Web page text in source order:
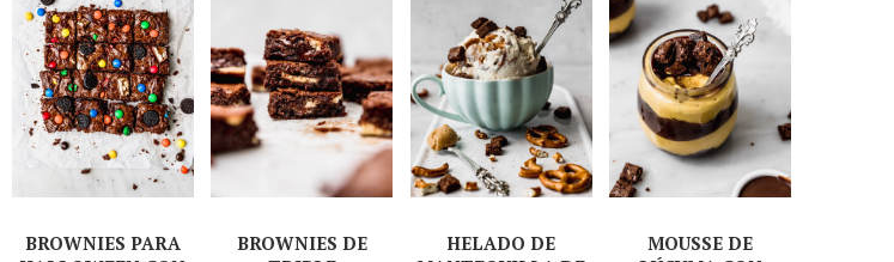
BROWNIES PARA
BROWNIES DE
HELADO DE
MOUSSE DE